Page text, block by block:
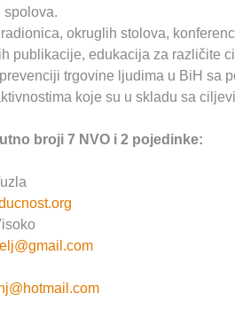
spolova.
okruglih stolova,
publikacije, edukacija za različite
trgovine ljudima u BiH sa
koje su u skladu sa
broji 7 NVO i 2 pojedinke: